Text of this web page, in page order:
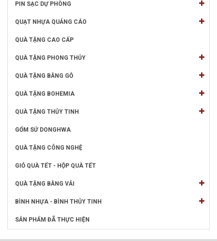
PIN SẠC DỰ PHÒNG
QUẠT NHỰA QUẢNG CÁO
QUÀ TẶNG CAO CẤP
QUÀ TẶNG PHONG THỦY
QUÀ TẶNG BẰNG GỖ
QUÀ TẶNG BOHEMIA
QUÀ TẶNG THỦY TINH
GỐM SỨ DONGHWA
QUÀ TẶNG CÔNG NGHỆ
GIỎ QUÀ TẾT - HỘP QUÀ TẾT
QUÀ TẶNG BẰNG VẢI
BÌNH NHỰA - BÌNH THỦY TINH
SẢN PHẨM ĐÃ THỰC HIỆN